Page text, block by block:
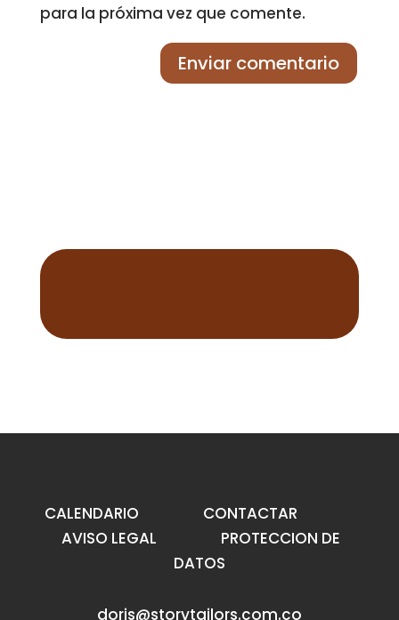
para la próxima vez que comente.
CALENDARIO
CONTACTAR
AVISO LEGAL
PROTECCION DE
DATOS
doris@storytailors.com.co